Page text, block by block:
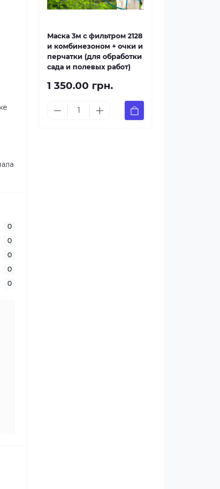
0
0
0
0
0
Маска 3м с фильтром 2128
и комбинезоном + очки и
перчатки (для обработки
сада и полевых работ)
1 350.00 грн.